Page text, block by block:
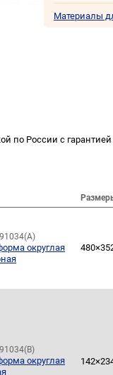
Материалы
по России с
округлая
округлая